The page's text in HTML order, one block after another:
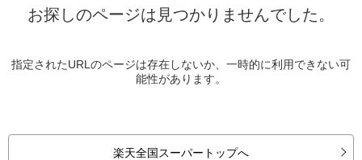
お探しのページは見つかりませんでした。
指定されたURLのページは存在しないか、一時的に利用できない可
能性があります。
楽天全国スーパートップへ